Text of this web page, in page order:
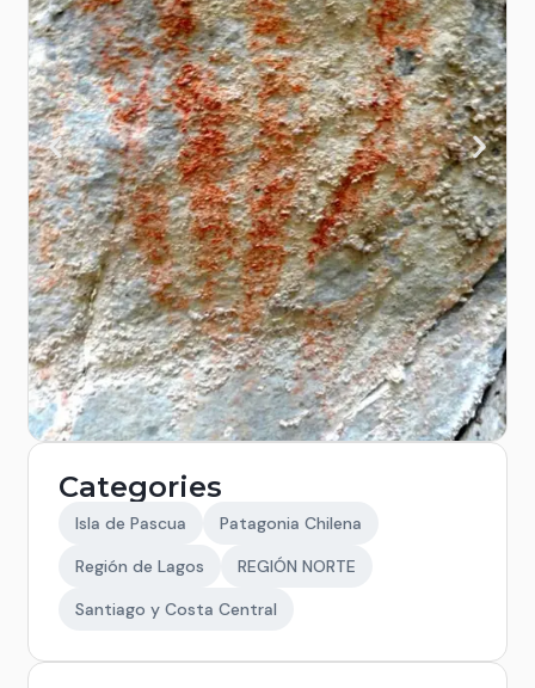
Categories
Isla de Pascua
Patagonia Chilena
Región de Lagos
REGIÓN NORTE
Santiago y Costa Central